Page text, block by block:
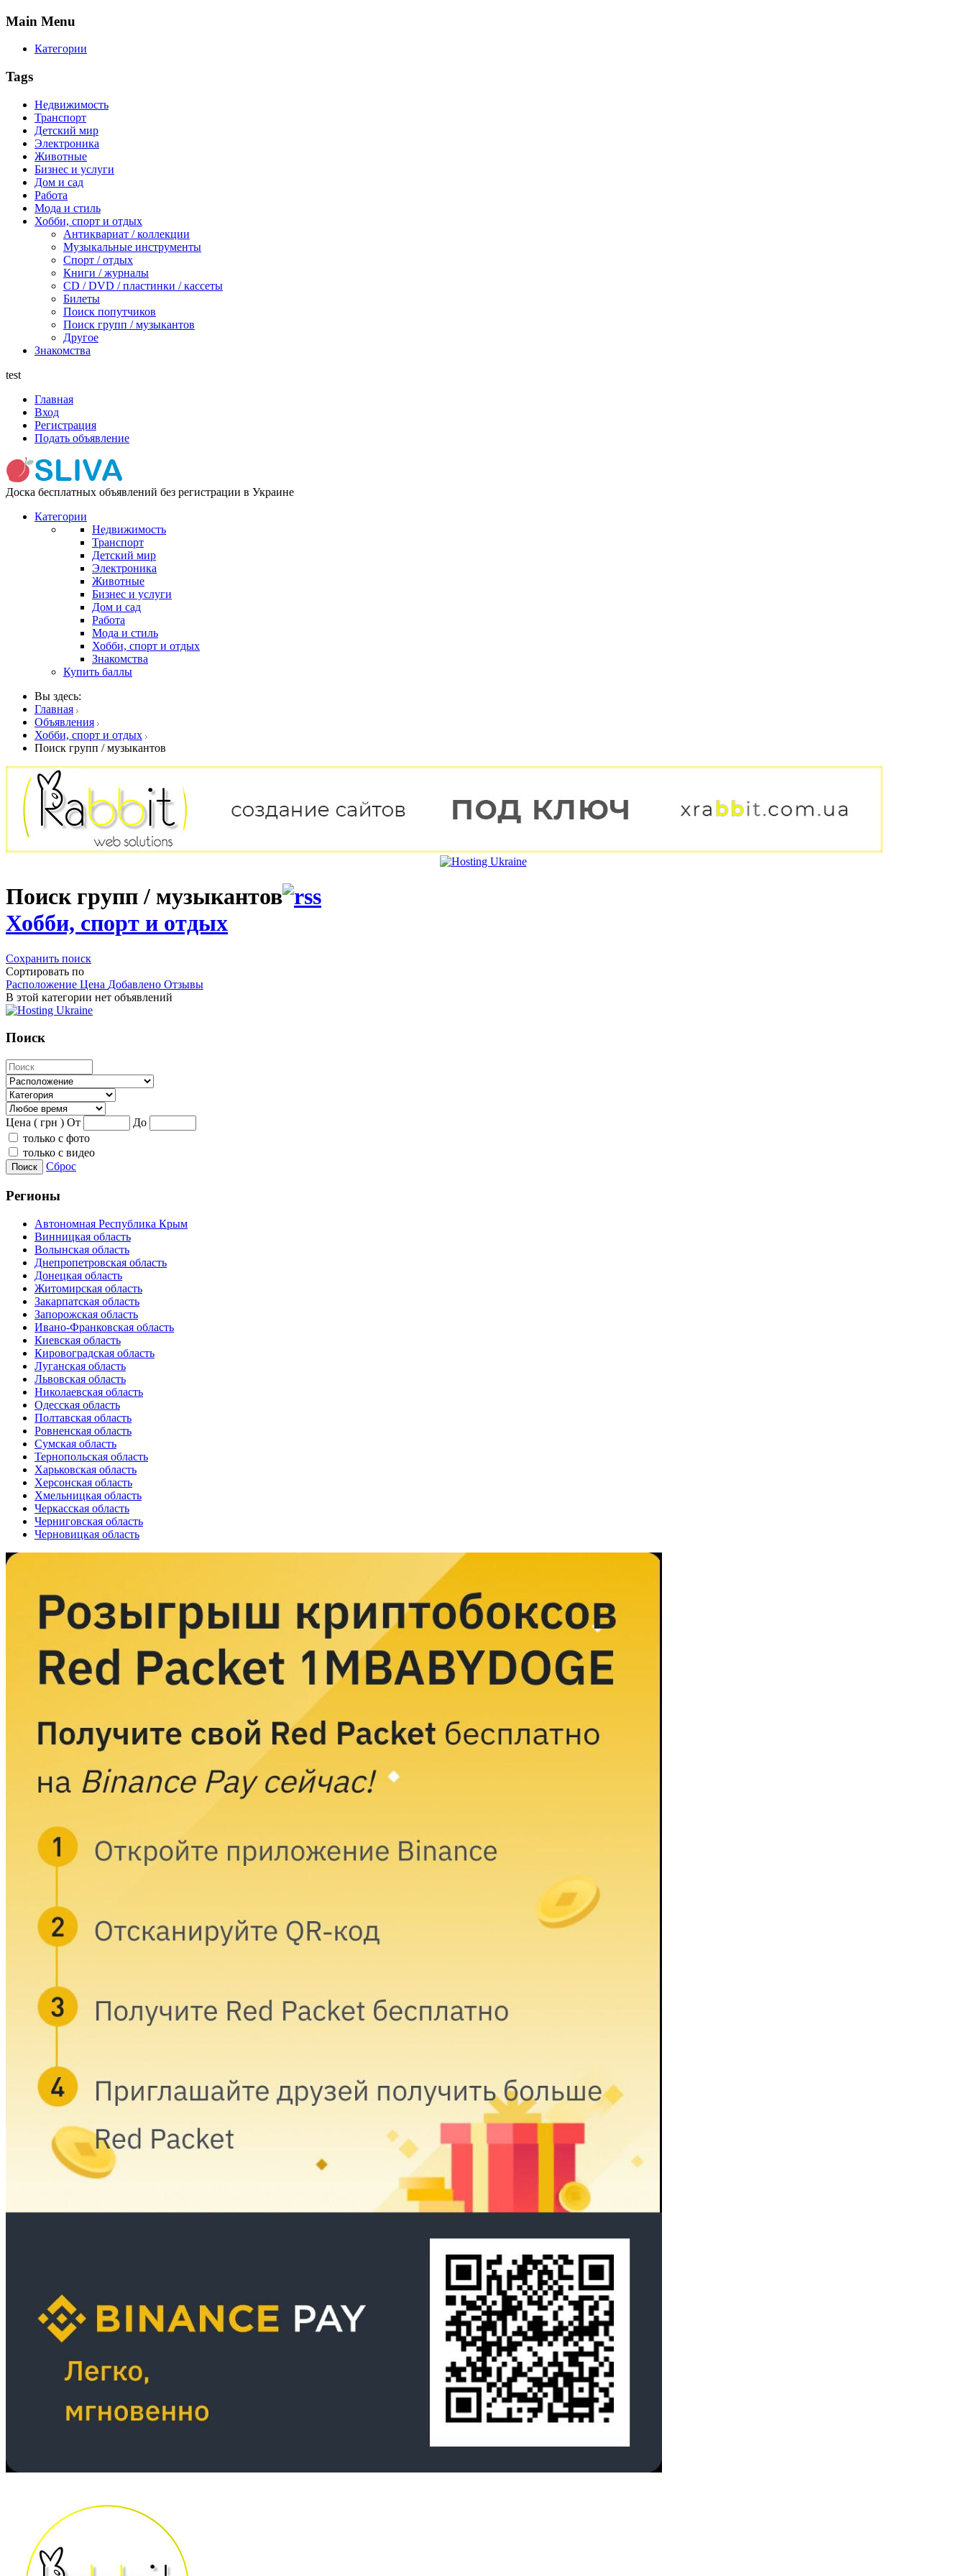
Main Menu
Категории
Tags
Недвижимость
Транспорт
Детский мир
Электроника
Животные
Бизнес и услуги
Дом и сад
Работа
Мода и стиль
Хобби, спорт и отдых
Антиквариат / коллекции
Музыкальные инструменты
Спорт / отдых
Книги / журналы
CD / DVD / пластинки / кассеты
Билеты
Поиск попутчиков
Поиск групп / музыкантов
Другое
Знакомства
test
Главная
Вход
Регистрация
Подать объявление
Доска бесплатных объявлений без регистрации в Украине
Категории
Недвижимость
Транспорт
Детский мир
Электроника
Животные
Бизнес и услуги
Дом и сад
Работа
Мода и стиль
Хобби, спорт и отдых
Знакомства
Купить баллы
Вы здесь:
Главная
Объявления
Хобби, спорт и отдых
Поиск групп / музыкантов
Поиск групп / музыкантов
Хобби, спорт и отдых
Сохранить поиск
Сортировать по
Расположение Цена Добавлено Отзывы
В этой категории нет объявлений
Поиск
Цена ( грн ) От
До
только с фото
только с видео
Поиск Сброс
Регионы
Автономная Республика Крым
Винницкая область
Волынская область
Днепропетровская область
Донецкая область
Житомирская область
Закарпатская область
Запорожская область
Ивано-Франковская область
Киевская область
Кировоградская область
Луганская область
Львовская область
Николаевская область
Одесская область
Полтавская область
Ровненская область
Сумская область
Тернопольская область
Харьковская область
Херсонская область
Хмельницкая область
Черкасская область
Черниговская область
Черновицкая область